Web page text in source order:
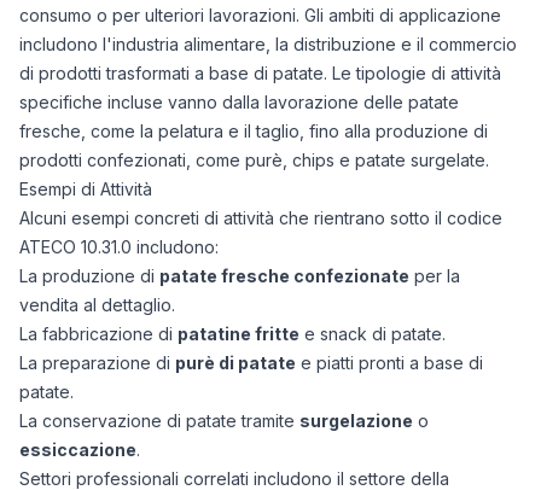
consumo o per ulteriori lavorazioni. Gli ambiti di applicazione
includono l'industria alimentare, la distribuzione e il commercio
di prodotti trasformati a base di patate. Le tipologie di attività
specifiche incluse vanno dalla lavorazione delle patate
fresche, come la pelatura e il taglio, fino alla produzione di
prodotti confezionati, come purè, chips e patate surgelate.
Esempi di Attività
Alcuni esempi concreti di attività che rientrano sotto il codice
ATECO 10.31.0 includono:
La produzione di patate fresche confezionate per la
vendita al dettaglio.
La fabbricazione di patatine fritte e snack di patate.
La preparazione di purè di patate e piatti pronti a base di
patate.
La conservazione di patate tramite surgelazione o
essiccazione.
Settori professionali correlati includono il settore della